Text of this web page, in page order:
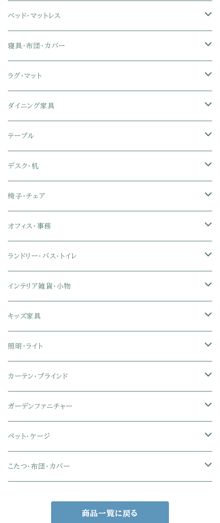
カウチソファ・コーナーソファ
リクライニングソファ
スツール・オットマン
クッションソファ
革・レザー・合皮ソファ
布張り・ファブリックソファ
ソファカバー
座椅子カバー
ポケットコイル座椅子
ハンガーラック
ラック・シェルフ
スチールラック・メタルラック
衣装ケース・壁面収納・ワードローブ
キャビネット・サイドボード
ランドリー・トイレ収納
玄関収納
突っ張り棚・突っ張りラック
ミドルタイプテレビ台
ロータイプテレビ台
コーナーテレビ台
伸縮テレビ台
テレビスタンド
サイドチェスト
幅90cm以下テレビ台
幅91～120cmテレビ台
幅121～150cmテレビ台
幅151～180cmテレビ台
食器棚・キッチンボード
レンジ台
キッチンワゴン
キッチンカウンター
キッチンラック・冷蔵庫ラック
隙間収納
キッチンマット
キッチン用品
キッチン家電
ベッド・マットレス
ローベッド
セミシングル
シングル
収納付きベッド
セミシングル
シングル
パネルベッド
セミシングル
シングル
すのこベッド
セミシングル
シングル
脚付きマットレス
セミシングル
シングル
パイプベッド
ロフトベッド
2段ベッド
折りたたみベッド
ソファベッド
マットレス
セミシングル
シングル
セミシングル
シングル
セミダブル
ダブル
寝具・布団・カバー
掛け布団
敷き布団
布団セット
枕
タオルケット・ガーゼケット
ブランケット・毛布
布団カバー・敷きパッド
ひんやりマット（冷却マット）
こたつ布団
シングル
セミダブル
ダブル
クイーン
キング
ラグ・マット
ラグ・カーペット
玄関マット
キッチンマット
フローリングマット
ジョイントマット
ダイニング家具
ダイニングテーブル
ダイニングチェア・ベンチ
ダイニングテーブルセット
2人用ダイニングテーブルセット
4人用ダイニングテーブルセット
6人用ダイニングテーブルセット
木製ダイニング
スチール脚ダイニング
テーブル
サイドテーブル
ウッドテーブル
センターテーブル
ガラステーブル
カウンターテーブル
伸縮式テーブル
デスク・机
パソコン・オフィスデスク
L字デスク
収納付きデスク
キーボードスライダー付きデスク
学習机
ツインデスク
デスクセット
サイドワゴン・チェスト
木製デスク
ガラスデスク
椅子・チェア
ダイニングチェア・ベンチ
オフィスチェア
リクライニングチェア
ハイバックオフィスチェア
メッシュオフィスチェア
リビングチェア
スツール・オットマン
学習椅子
ファブリックチェア
革・レザー・合皮チェア
スチール脚チェア
木脚チェア
オフィス・事務
オフィスチェア
オフィスデスク
オフィス収納
オフィス雑貨
オフィス家電
ランドリー・バス・トイレ
ランドリーラック
タオルハンガー
洗濯カゴ・ワゴン
物干しスタンド
トイレ用品
トイレットペーパーホルダー
バス用品・バスマット
インテリア雑貨・小物
タオル
食器・食器スタンド
キャニスター・ディスペンサー
コーヒーサーバー
エコバッグ
玄関小物・傘
キッズ家具
絵本ラック・本棚
ラック・ランドセルラック
おもちゃ・キッズ収納
学習机・学習椅子
チェア・ベビーチェア・ソファ
照明・ライト
シーリングライト
シーリングファンライト
ペンダントライト
スポットライト
カーテン・ブラインド
ドレープカーテン
レースカーテン
カーテンセット
ガーデンファニチャー
ガーデンフェンス・アーチ
ガーデンテーブル・チェア・ベンチ
ペット・ケージ
ケージ
こたつ・布団・カバー
商品一覧に戻る